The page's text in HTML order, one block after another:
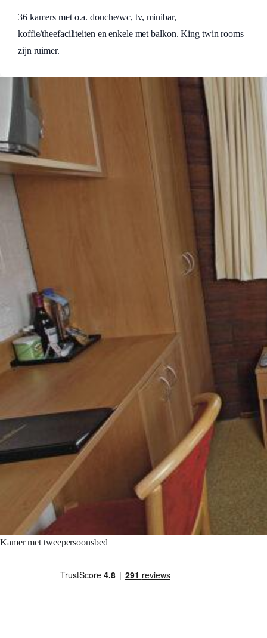
36 kamers met o.a. douche/wc, tv, minibar,
koffie/theefaciliteiten en enkele met balkon. King twin rooms
zijn ruimer.
Kamer met tweepersoonsbed